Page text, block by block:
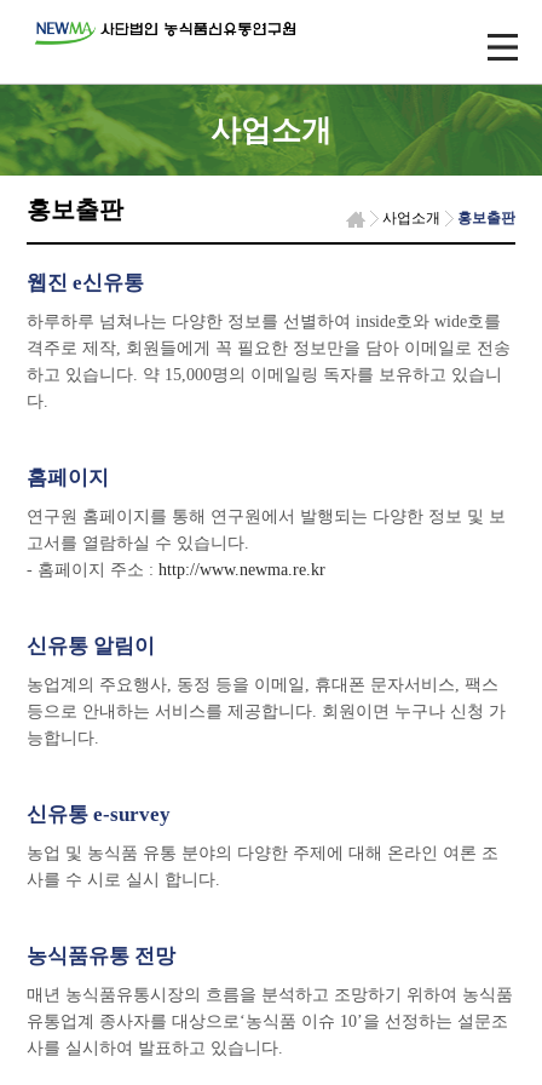
사업소개
홍보출판 사업소개 홍보출판
웹진 e신유통
하루하루 넘쳐나는 다양한 정보를 선별하여 inside호와 wide호를
격주로 제작, 회원들에게 꼭 필요한 정보만을 담아 이메일로 전송
하고 있습니다. 약 15,000명의 이메일링 독자를 보유하고 있습니
다.
홈페이지
연구원 홈페이지를 통해 연구원에서 발행되는 다양한 정보 및 보
고서를 열람하실 수 있습니다.
- 홈페이지 주소 :http://www.newma.re.kr
신유통 알림이
농업계의 주요행사, 동정 등을 이메일, 휴대폰 문자서비스, 팩스
등으로 안내하는 서비스를 제공합니다. 회원이면 누구나 신청 가
능합니다.
신유통 e-survey
농업 및 농식품 유통 분야의 다양한 주제에 대해 온라인 여론 조
사를 수 시로 실시 합니다.
농식품유통 전망
매년 농식품유통시장의 흐름을 분석하고 조망하기 위하여 농식품
유통업계 종사자를 대상으로‘농식품 이슈 10’을 선정하는 설문조
사를 실시하여 발표하고 있습니다.